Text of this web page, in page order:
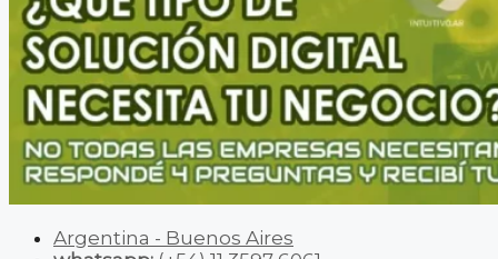
Argentina - Buenos Aires